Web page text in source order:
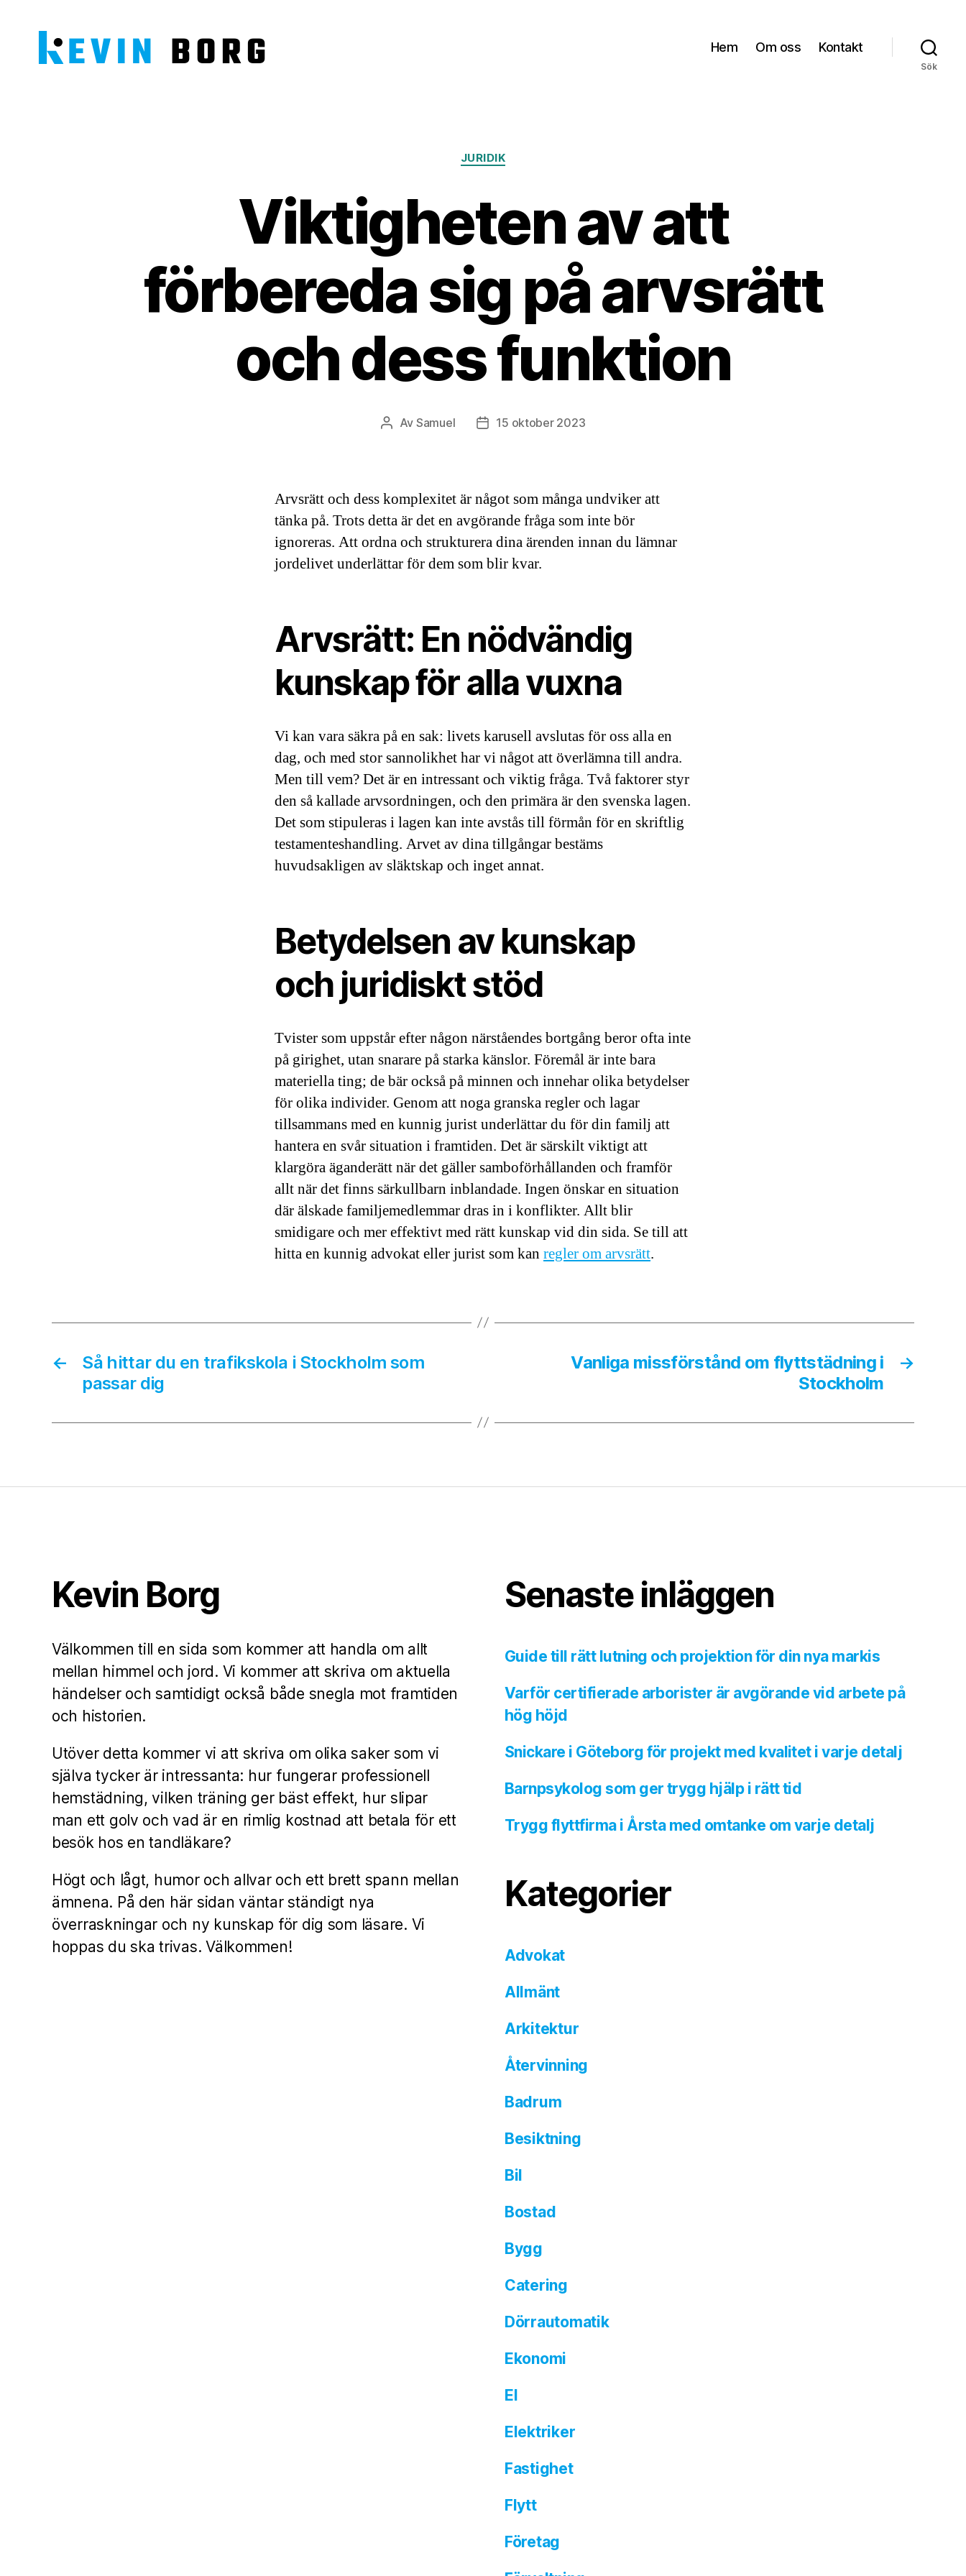
Hem Om oss Kontakt
Sök
Kategorier
JURIDIK
Viktigheten av att
förbereda sig på arvsrätt
och dess funktion
Inläggsförfattare
Av Samuel Inläggsdatum
15 oktober 2023
Arvsrätt och dess komplexitet är något som många undviker att
tänka på. Trots detta är det en avgörande fråga som inte bör
ignoreras. Att ordna och strukturera dina ärenden innan du lämnar
jordelivet underlättar för dem som blir kvar.
Arvsrätt: En nödvändig
kunskap för alla vuxna
Vi kan vara säkra på en sak: livets karusell avslutas för oss alla en
dag, och med stor sannolikhet har vi något att överlämna till andra.
Men till vem? Det är en intressant och viktig fråga. Två faktorer styr
den så kallade arvsordningen, och den primära är den svenska lagen.
Det som stipuleras i lagen kan inte avstås till förmån för en skriftlig
testamenteshandling. Arvet av dina tillgångar bestäms
huvudsakligen av släktskap och inget annat.
Betydelsen av kunskap
och juridiskt stöd
Tvister som uppstår efter någon närståendes bortgång beror ofta inte
på girighet, utan snarare på starka känslor. Föremål är inte bara
materiella ting; de bär också på minnen och innehar olika betydelser
för olika individer. Genom att noga granska regler och lagar
tillsammans med en kunnig jurist underlättar du för din familj att
hantera en svår situation i framtiden. Det är särskilt viktigt att
klargöra äganderätt när det gäller samboförhållanden och framför
allt när det finns särkullbarn inblandade. Ingen önskar en situation
där älskade familjemedlemmar dras in i konflikter. Allt blir
smidigare och mer effektivt med rätt kunskap vid din sida. Se till att
hitta en kunnig advokat eller jurist som kan regler om arvsrätt.
←
Så hittar du en trafikskola i Stockholm som
passar dig
→
Vanliga missförstånd om flyttstädning i
Stockholm
Kevin Borg
Välkommen till en sida som kommer att handla om allt
mellan himmel och jord. Vi kommer att skriva om aktuella
händelser och samtidigt också både snegla mot framtiden
och historien.
Utöver detta kommer vi att skriva om olika saker som vi
själva tycker är intressanta: hur fungerar professionell
hemstädning, vilken träning ger bäst effekt, hur slipar
man ett golv och vad är en rimlig kostnad att betala för ett
besök hos en tandläkare?
Högt och lågt, humor och allvar och ett brett spann mellan
ämnena. På den här sidan väntar ständigt nya
överraskningar och ny kunskap för dig som läsare. Vi
hoppas du ska trivas. Välkommen!
Senaste inläggen
Guide till rätt lutning och projektion för din nya markis
Varför certifierade arborister är avgörande vid arbete på
hög höjd
Snickare i Göteborg för projekt med kvalitet i varje detalj
Barnpsykolog som ger trygg hjälp i rätt tid
Trygg flyttfirma i Årsta med omtanke om varje detalj
Kategorier
Advokat
Allmänt
Arkitektur
Återvinning
Badrum
Besiktning
Bil
Bostad
Bygg
Catering
Dörrautomatik
Ekonomi
El
Elektriker
Fastighet
Flytt
Företag